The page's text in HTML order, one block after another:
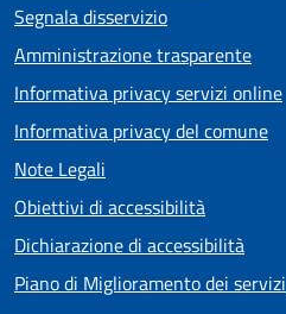
Segnala disservizio
Amministrazione trasparente
Informativa privacy servizi online
Informativa privacy del comune
Note Legali
Obiettivi di accessibilità
Dichiarazione di accessibilità
Piano di Miglioramento dei servizi